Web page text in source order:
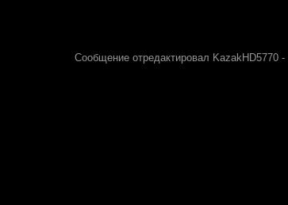
Сообщение отредактировал KazakHD5770 -